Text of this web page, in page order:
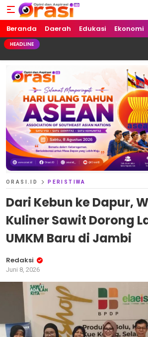
Orasi.ID
Opini dan Aspirasi!
Beranda Daerah Edukasi Ekonomi
HEADLINE
ORASI.ID PERISTIWA
Dari Kebun ke Dapur,
Kuliner Sawit Dorong
UMKM Baru di Jambi
Redaksi
Juni 8, 2026